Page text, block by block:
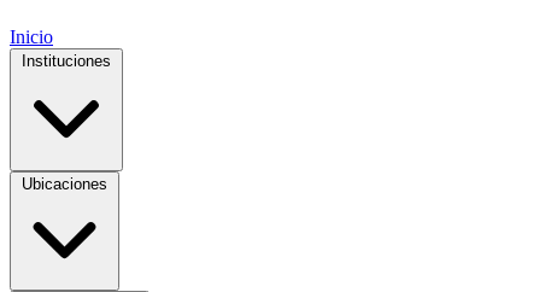
Inicio
Instituciones
Ubicaciones